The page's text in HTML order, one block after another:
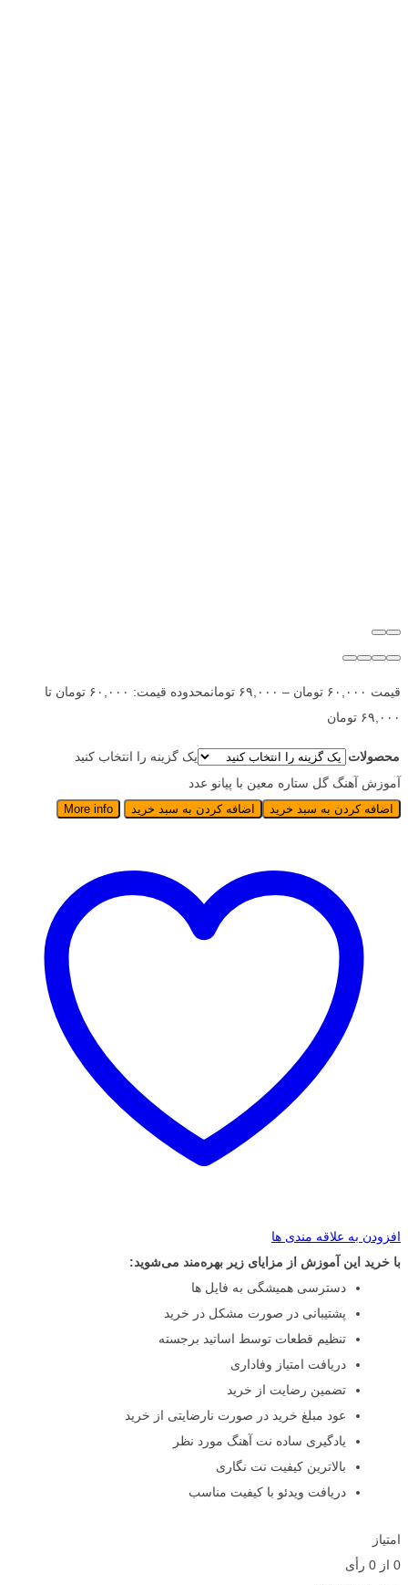
قیمت ۶۰,۰۰۰ تومان – ۶۹,۰۰۰ تومان
محدوده قیمت: ۶۰,۰۰۰ تومان تا
۶۹,۰۰۰ تومان
محصولات
یک گزینه را انتخاب کنید
آموزش آهنگ گل ستاره معین با پیانو عدد
اضافه کردن به سبد خرید اضافه کردن به سبد خرید More info
افزودن به علاقه مندی ها
با خرید این آموزش از مزایای زیر بهره‌مند می‌شوید:
دسترسی همیشگی به فایل ها
پشتیبانی در صورت مشکل در خرید
تنظیم قطعات توسط اساتید برجسته
دریافت امتیاز وفاداری
تضمین رضایت از خرید
عود مبلغ خرید در صورت نارضایتی از خرید
یادگیری ساده نت آهنگ مورد نظر
بالاترین کیفیت نت نگاری
دریافت ویدئو با کیفیت مناسب
امتیاز
0 از 0 رأی